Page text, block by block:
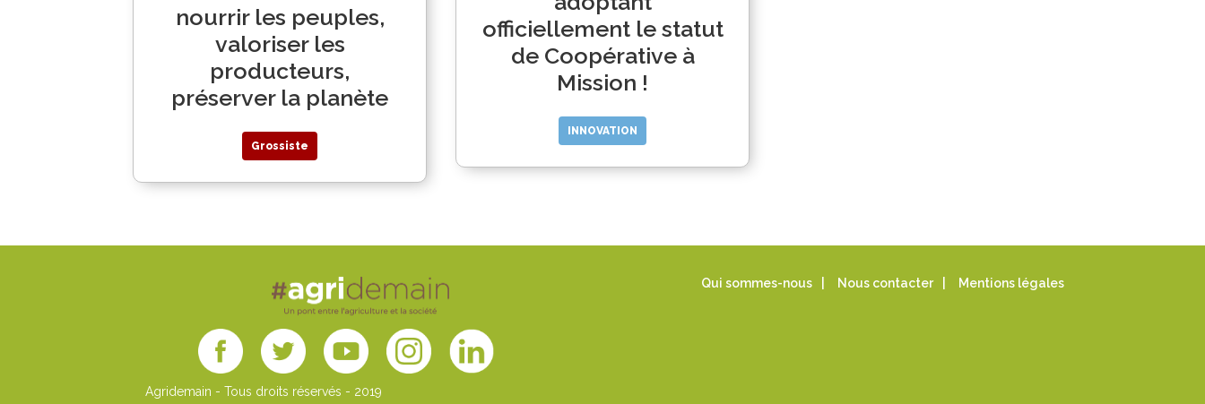
nourrir les peuples,
valoriser les
producteurs,
préserver la planète
Grossiste
officiellement le statut
de Coopérative à
Mission !
INNOVATION
Agridemain - Tous droits réservés - 2019
Qui sommes-nous Nous contacter Mentions légales